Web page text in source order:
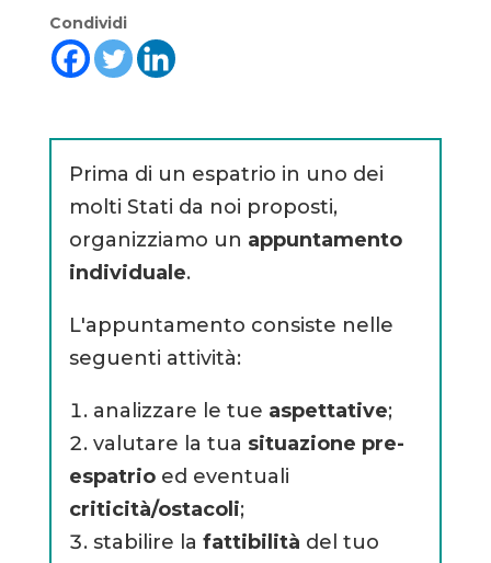
Condividi
Prima di un espatrio in uno dei
molti Stati da noi proposti,
organizziamo un appuntamento
individuale.
L'appuntamento consiste nelle
seguenti attività:
analizzare le tue aspettative;
valutare la tua situazione pre-
espatrioed eventuali
criticità/ostacoli;
stabilire la fattibilità del tuo